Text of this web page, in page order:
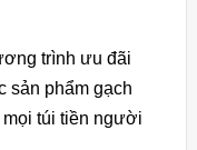
trình ưu đãi
sản phẩm gạch
túi tiền người